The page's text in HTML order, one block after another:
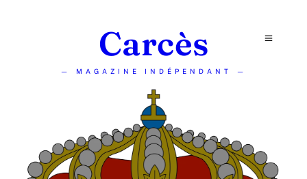
Carcès
— MAGAZINE INDÉPENDANT —